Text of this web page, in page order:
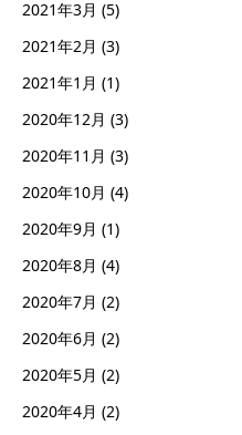
2021年3月 (5)
2021年2月 (3)
2021年1月 (1)
2020年12月 (3)
2020年11月 (3)
2020年10月 (4)
2020年9月 (1)
2020年8月 (4)
2020年7月 (2)
2020年6月 (2)
2020年5月 (2)
2020年4月 (2)